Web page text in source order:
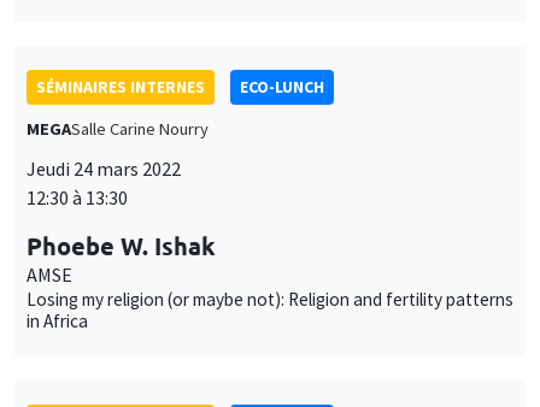
SÉMINAIRES INTERNES
ECO-LUNCH
MEGASalle Carine Nourry
Jeudi 24 mars 2022
12:30 à 13:30
Phoebe W. Ishak
AMSE
Losing my religion (or maybe not): Religion and fertility patterns
in Africa